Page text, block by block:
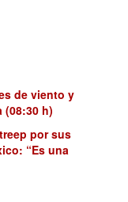
de viento y
(08:30 h)
por sus
“Es una